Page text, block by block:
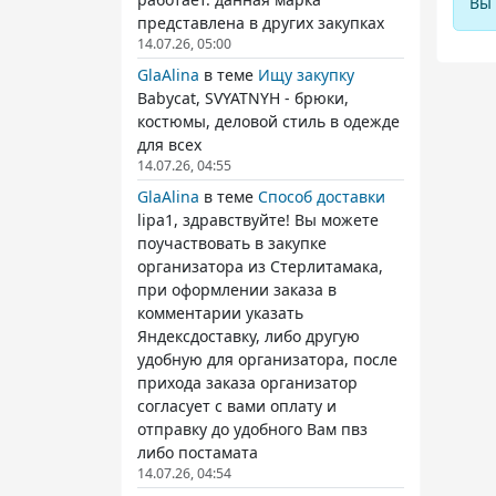
представлена в других закупках
14.07.26, 05:00
GlaAlina в теме Ищу закупку
Babycat, SVYATNYH - брюки,
костюмы, деловой стиль в одежде
для всех
14.07.26, 04:55
GlaAlina в теме Способ доставки
lipa1, здравствуйте! Вы можете
поучаствовать в закупке
организатора из Стерлитамака,
при оформлении заказа в
комментарии указать
Яндексдоставку, либо другую
удобную для организатора, после
прихода заказа организатор
согласует с вами оплату и
отправку до удобного Вам пвз
либо постамата
14.07.26, 04:54